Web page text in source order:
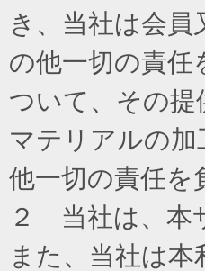
き、当社は会
の他一切の責
ついて、その提
マテリアルの
他一切の責任を
２ 当社は、本
また、当社は